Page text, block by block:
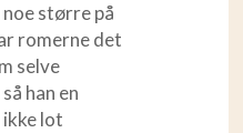
større på
romerne det
selve
han en
ikke lot